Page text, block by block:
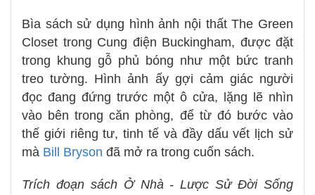
Bìa sách sử dụng hình ảnh nội thất The Green
Closet trong Cung điện Buckingham, được đặt
trong khung gỗ phủ bóng như một bức tranh
treo tường. Hình ảnh ấy gợi cảm giác người
đọc đang đứng trước một ô cửa, lặng lẽ nhìn
vào bên trong căn phòng, để từ đó bước vào
thế giới riêng tư, tinh tế và đầy dấu vết lịch sử
mà Bill Bryson đã mở ra trong cuốn sách.
Trích đoạn sách Ở Nhà - Lược Sử Đời Sống